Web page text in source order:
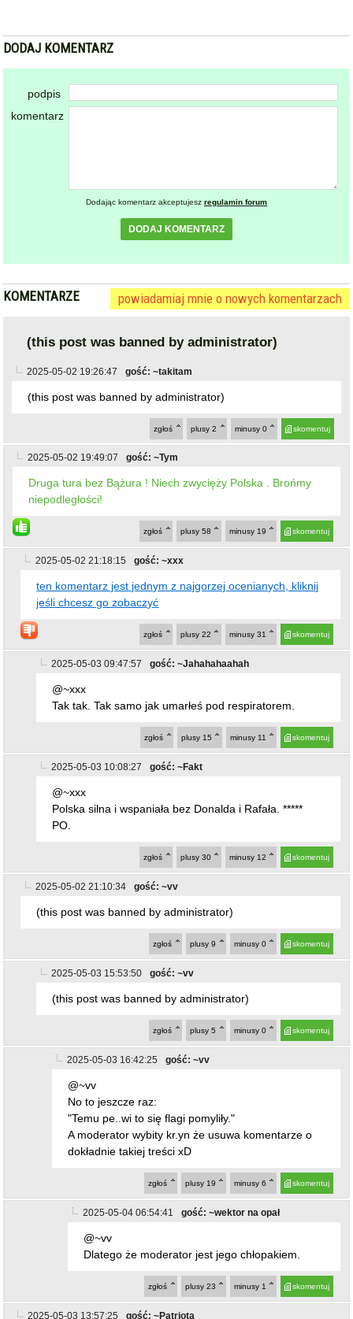
DODAJ KOMENTARZ
podpis
komentarz
Dodając komentarz akceptujesz regulamin forum
DODAJ KOMENTARZ
KOMENTARZE powiadamiaj mnie o nowych komentarzach
(this post was banned by administrator)
2025-05-02 19:26:47 gość: ~takitam
(this post was banned by administrator)
skomentuj
minusy 0
plusy 2
zgłoś
2025-05-02 19:49:07 gość: ~Tym
Druga tura bez Bążura ! Niech zwycięży Polska . Brońmy
niepodległości!
skomentuj
minusy 19
plusy 58
zgłoś
2025-05-02 21:18:15 gość: ~xxx
ten komentarz jest jednym z najgorzej ocenianych, kliknij
jeśli chcesz go zobaczyć
skomentuj
minusy 31
plusy 22
zgłoś
2025-05-03 09:47:57 gość: ~Jahahahaahah
@~xxx
Tak tak. Tak samo jak umarłeś pod respiratorem.
skomentuj
minusy 11
plusy 15
zgłoś
2025-05-03 10:08:27 gość: ~Fakt
@~xxx
Polska silna i wspaniała bez Donalda i Rafała. *****
PO.
skomentuj
minusy 12
plusy 30
zgłoś
2025-05-02 21:10:34 gość: ~vv
(this post was banned by administrator)
skomentuj
minusy 0
plusy 9
zgłoś
2025-05-03 15:53:50 gość: ~vv
(this post was banned by administrator)
skomentuj
minusy 0
plusy 5
zgłoś
2025-05-03 16:42:25 gość: ~vv
@~vv
No to jeszcze raz:
"Temu pe..wi to się flagi pomyliły."
A moderator wybity kr.yn że usuwa komentarze o
dokładnie takiej treści xD
skomentuj
minusy 6
plusy 19
zgłoś
2025-05-04 06:54:41 gość: ~wektor na opał
@~vv
Dlatego że moderator jest jego chłopakiem.
skomentuj
minusy 1
plusy 23
zgłoś
2025-05-03 13:57:25 gość: ~Patriota